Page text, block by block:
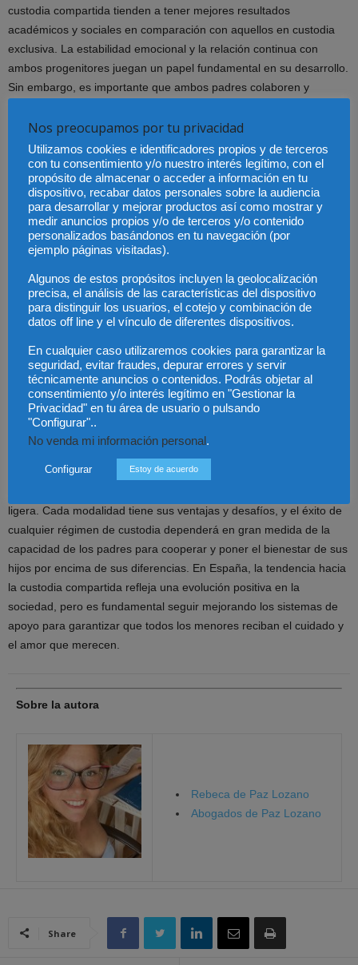
custodia compartida tienden a tener mejores resultados
académicos y sociales en comparación con aquellos en custodia
exclusiva. La estabilidad emocional y la relación continua con
ambos progenitores juegan un papel fundamental en su desarrollo.
Sin embargo, es importante que ambos padres colaboren y
sienta dividido o presionado.
Análisis Final
La custodia de los hijos es un tema complejo que requiere un
análisis profundo de cada caso particular. Aunque la custodia
compartida es cada vez más común y, en muchos casos,
decisiones se tomen siempre con el bienestar del menor como
prioridad, considerando factores como la estabilidad emocional, la
situación económica y la relación entre los progenitores.
Las opciones de custodia en España se han adaptado a los
cambios sociales y a la necesidad de ofrecer soluciones más
equitativas para ambos padres. No obstante, queda mucho por
hacer para garantizar que todos los menores tengan acceso a un
entorno seguro y equilibrado, independientemente de la situación
ligera. Cada modalidad tiene sus ventajas y desafíos, y el éxito de
cualquier régimen de custodia dependerá en gran medida de la
capacidad de los padres para cooperar y poner el bienestar de sus
hijos por encima de sus diferencias. En España, la tendencia hacia
la custodia compartida refleja una evolución positiva en la
sociedad, pero es fundamental seguir mejorando los sistemas de
apoyo para garantizar que todos los menores reciban el cuidado y
el amor que merecen.
Sobre la autora
Rebeca de Paz Lozano
Abogados de Paz Lozano
Share
Nos preocupamos por tu privacidad
Utilizamos cookies e identificadores propios y de terceros
con tu consentimiento y/o nuestro interés legítimo, con el
propósito de almacenar o acceder a información en tu
dispositivo, recabar datos personales sobre la audiencia
para desarrollar y mejorar productos así como mostrar y
medir anuncios propios y/o de terceros y/o contenido
personalizados basándonos en tu navegación (por
ejemplo páginas visitadas).
Algunos de estos propósitos incluyen la geolocalización
precisa, el análisis de las características del dispositivo
para distinguir los usuarios, el cotejo y combinación de
datos off line y el vínculo de diferentes dispositivos.
En cualquier caso utilizaremos cookies para garantizar la
seguridad, evitar fraudes, depurar errores y servir
técnicamente anuncios o contenidos. Podrás objetar al
consentimiento y/o interés legítimo en "Gestionar la
Privacidad" en tu área de usuario o pulsando
"Configurar"..
No venda mi información personal.
Configurar Estoy de acuerdo